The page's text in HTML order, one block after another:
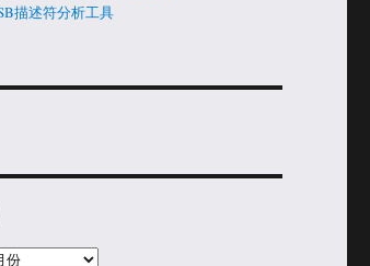
));
描述符分析工具